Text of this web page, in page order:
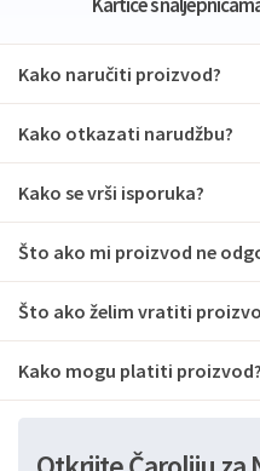
Kako naručiti proizvod?
Kako otkazati narudžbu?
Kako se vrši isporuka?
Što ako mi proizvod ne
Što ako želim vratiti
Kako mogu platiti proizvod?